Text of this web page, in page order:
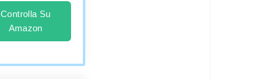
Controlla Su
Amazon